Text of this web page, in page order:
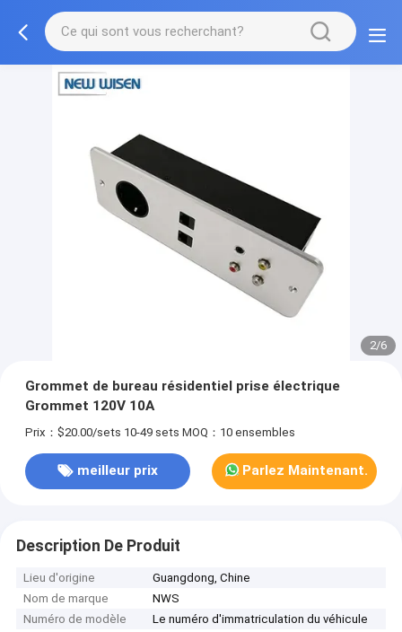
2/6
Grommet de bureau résidentiel prise électrique
Grommet 120V 10A
Prix：$20.00/sets 10-49 sets MOQ：10 ensembles
meilleur prix Parlez Maintenant.
Description De Produit
Lieu d'origine
Guangdong, Chine
Nom de marque
NWS
Numéro de modèle
Le numéro d'immatriculation du véhicule